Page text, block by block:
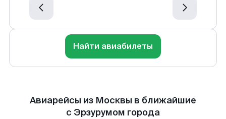
Найти авиабилеты
Авиарейсы из Москвы в ближайшие
с Эрзурумом города